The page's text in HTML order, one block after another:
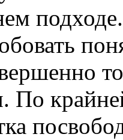
подходе.
По